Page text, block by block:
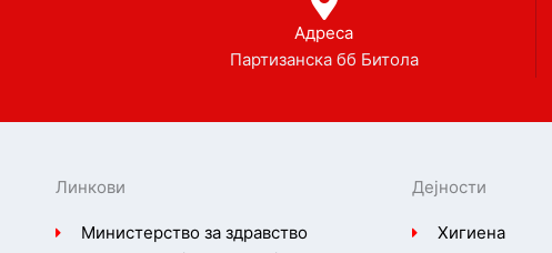
Адреса
Партизанска бб Битола
Линкови
Министерство за здравство
Дејности
Хигиена